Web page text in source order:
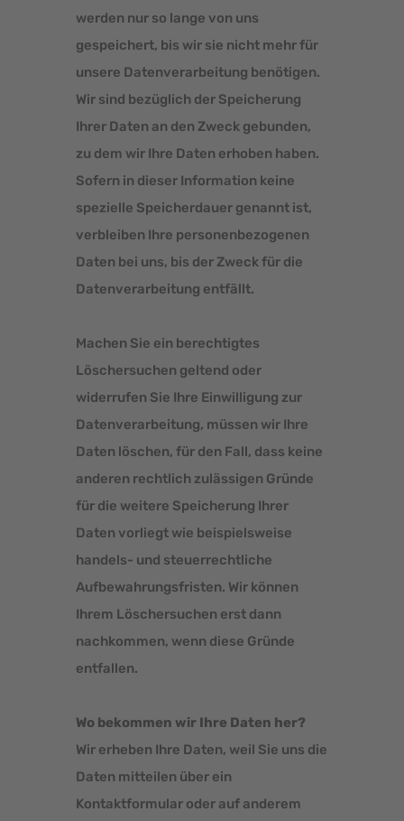
werden nur so lange von uns
gespeichert, bis wir sie nicht mehr für
unsere Datenverarbeitung benötigen.
Wir sind bezüglich der Speicherung
Ihrer Daten an den Zweck gebunden,
zu dem wir Ihre Daten erhoben haben.
Sofern in dieser Information keine
spezielle Speicherdauer genannt ist,
verbleiben Ihre personenbezogenen
Daten bei uns, bis der Zweck für die
Datenverarbeitung entfällt.
Machen Sie ein berechtigtes
Löschersuchen geltend oder
widerrufen Sie Ihre Einwilligung zur
Datenverarbeitung, müssen wir Ihre
Daten löschen, für den Fall, dass keine
anderen rechtlich zulässigen Gründe
für die weitere Speicherung Ihrer
Daten vorliegt wie beispielsweise
handels- und steuerrechtliche
Aufbewahrungsfristen. Wir können
Ihrem Löschersuchen erst dann
nachkommen, wenn diese Gründe
entfallen.
Wo bekommen wir Ihre Daten her?
Wir erheben Ihre Daten, weil Sie uns die
Daten mitteilen über ein
Kontaktformular oder auf anderem